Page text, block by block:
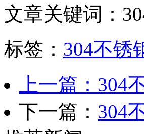
文章关键词：
标签： 304不锈
上一篇：304
下一篇： 304